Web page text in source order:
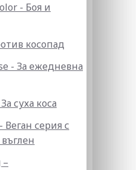
- Боя и
косопад
- За ежедневна
суха коса
Веган серия с
–